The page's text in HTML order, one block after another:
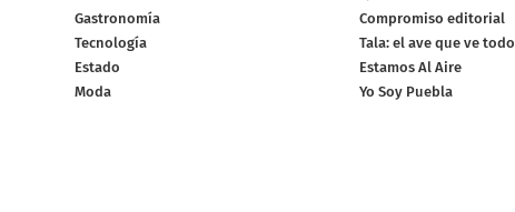
Gastronomía
Tecnología
Estado
Moda
Compromiso editorial
Tala: el ave que ve todo
Estamos Al Aire
Yo Soy Puebla